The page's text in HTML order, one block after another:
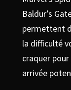
Baldur’s
permettent
la difficulté
craquer
arrivée